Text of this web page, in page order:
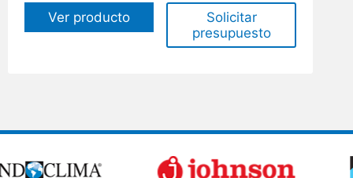
Ver producto
Solicitar
presupuesto